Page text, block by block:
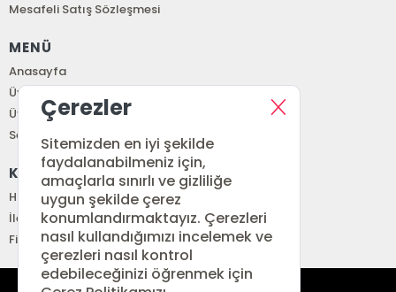
Mesafeli Satış Sözleşmesi
MENÜ
Anasayfa
Üye Girişi
Üye Ol
Sepetim
KURUMSAL
Hakkımızda
İletişim
Fiyat Listesi
Çerezler
Sitemizden en iyi şekilde
faydalanabilmeniz için,
amaçlarla sınırlı ve gizliliğe
uygun şekilde çerez
konumlandırmaktayız. Çerezleri
nasıl kullandığımızı incelemek ve
çerezleri nasıl kontrol
edebileceğinizi öğrenmek için